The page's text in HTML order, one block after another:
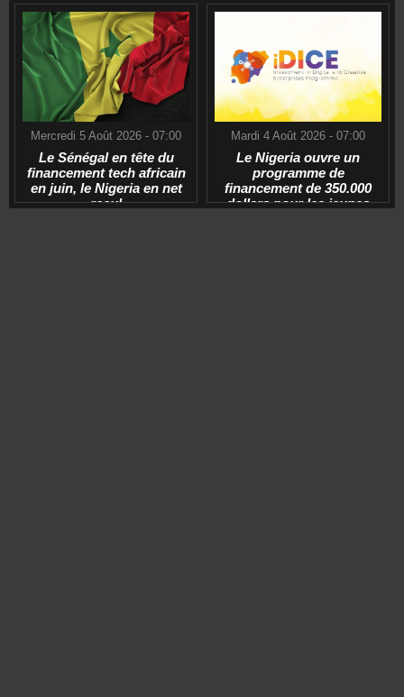
Mercredi 5 Août 2026 - 07:00
Le Sénégal en tête du
financement tech africain
en juin, le Nigeria en net
recul
Mardi 4 Août 2026 - 07:00
Le Nigeria ouvre un
programme de
financement de 350.000
dollars pour les jeunes